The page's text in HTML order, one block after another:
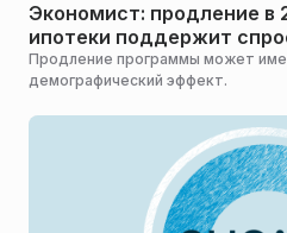
Экономист: продление в
ипотеки поддержит
Продление программы может
демографический эффект.